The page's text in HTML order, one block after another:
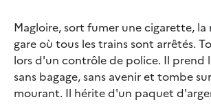
Magloire, sort fumer une cigarette,
gare où tous les trains sont arrêtés.
lors d'un contrôle de police. Il prend
sans bagage, sans avenir et tombe
mourant. Il hérite d'un paquet